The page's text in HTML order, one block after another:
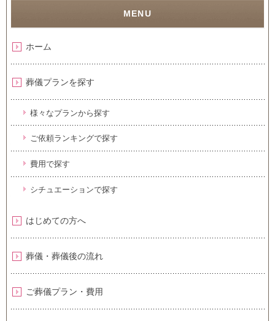
ホーム
葬儀プランを探す
様々なプランから探す
ご依頼ランキングで探す
費用で探す
シチュエーションで探す
はじめての方へ
葬儀・葬儀後の流れ
ご葬儀プラン・費用